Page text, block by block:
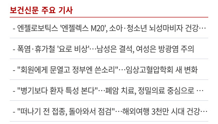
보건신문 주요 기사
- 엔젤로보틱스 '엔젤렉스 M20', 소아·청소년 뇌성마비자 건강보험 확대 적용
- 폭염·휴가철 '요로 비상'…남성은 결석, 여성은 방광염 주의
- "회원에게 문열고 정부엔 쓴소리"…임상고혈압학회 새 변화
- "병기보다 환자 특성 본다"…폐암 치료, 정밀의료 중심으로 진화
- "떠나기 전 접종, 돌아와서 점검"…해외여행 3천만 시대 건강관리법